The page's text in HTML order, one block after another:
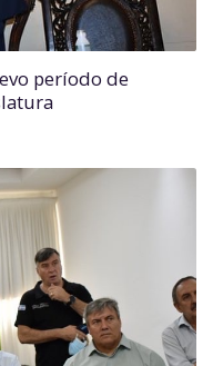
período de